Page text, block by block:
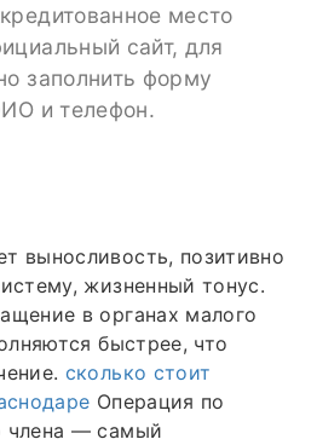
место
сайт, для
заполнить форму
и телефон.
выносливость, позитивно
жизненный тонус.
в органах малого
быстрее, что
сколько стоит
Операция по
члена — самый